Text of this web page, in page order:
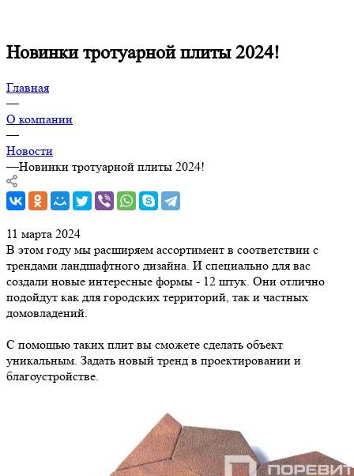
Новинки тротуарной плиты 2024!
Главная
—
О компании
—
Новости
—Новинки тротуарной плиты 2024!
11 марта 2024
В этом году мы расширяем ассортимент в соответствии с
трендами ландшафтного дизайна. И специально для вас
создали новые интересные формы - 12 штук. Они отлично
подойдут как для городских территорий, так и частных
домовладений.
С помощью таких плит вы сможете сделать объект
уникальным. Задать новый тренд в проектировании и
благоустройстве.